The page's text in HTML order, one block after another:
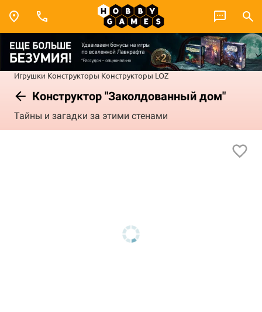
Игрушки Конструкторы Конструкторы LOZ
Конструктор "Заколдованный дом"
Тайны и загадки за этими стенами